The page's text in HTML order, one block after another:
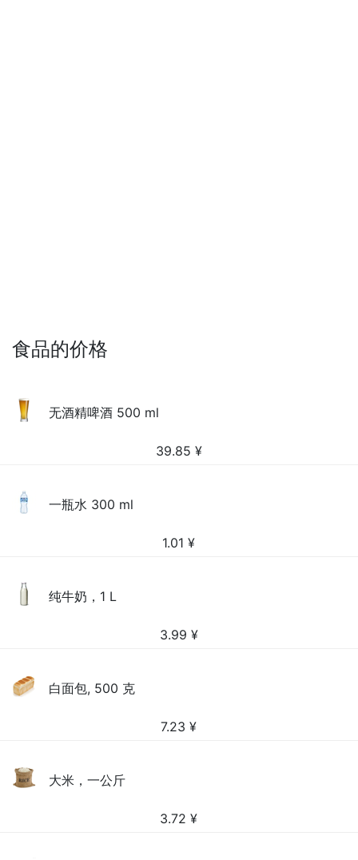
食品的价格
无酒精啤酒 500 ml
39.85 ¥
一瓶水 300 ml
1.01 ¥
纯牛奶，1 L
3.99 ¥
白面包, 500 克
7.23 ¥
大米，一公斤
3.72 ¥